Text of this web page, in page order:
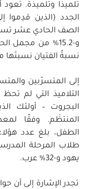
تلميذا وتلميذة.
و-15.2% من مجمل
نسبةُ الفتيان نسبتَها
إلى المتسرّبين
التلاميذ التي لم
البجروت – أولئك
المنتظَم. وفقًا
يهود و-32% عرب.
تجدر الإشارة إلى أن